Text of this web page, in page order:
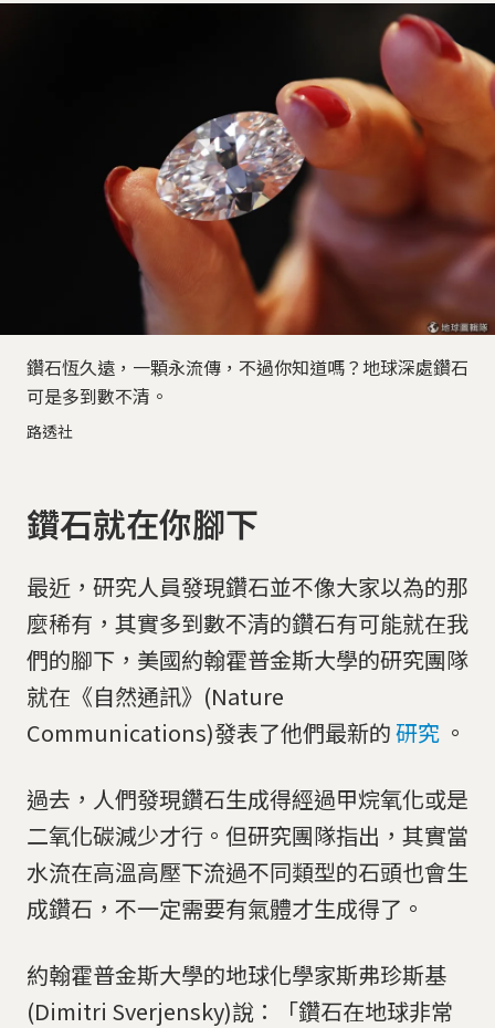
鑽石恆久遠，一顆永流傳，不過你知道嗎？地球深處鑽石
可是多到數不清。
路透社
鑽石就在你腳下
最近，研究人員發現鑽石並不像大家以為的那
麼稀有，其實多到數不清的鑽石有可能就在我
們的腳下，美國約翰霍普金斯大學的研究團隊
就在《自然通訊》(Nature
Communications)發表了他們最新的研究 。
過去，人們發現鑽石生成得經過甲烷氧化或是
二氧化碳減少才行。但研究團隊指出，其實當
水流在高溫高壓下流過不同類型的石頭也會生
成鑽石，不一定需要有氣體才生成得了。
約翰霍普金斯大學的地球化學家斯弗珍斯基
(Dimitri Sverjensky)說：「鑽石在地球非常